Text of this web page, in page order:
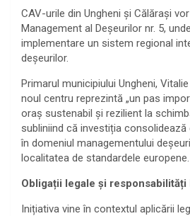
CAV-urile din Ungheni și Călărași
Management al Deșeurilor nr. 5,
implementare un sistem regional
deșeurilor.
Primarul municipiului Ungheni,
noul centru reprezintă „un pas
oraș sustenabil și rezilient la
subliniind că investiția
în domeniul managementului
localitatea de standardele europene.
Obligații legale și responsabilități
Inițiativa vine în contextul aplicării